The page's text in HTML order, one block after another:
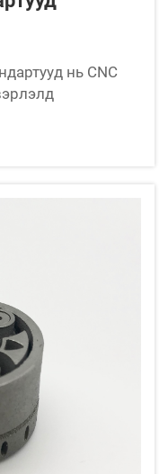
нь CNC
үйлдвэрлэлд
бүх деталь нь
гадаргууны